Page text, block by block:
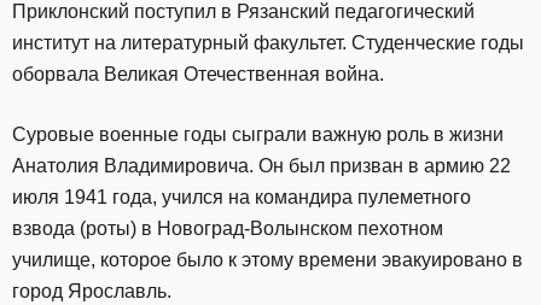
Приклонский поступил в Рязанский педагогический
институт на литературный факультет. Студенческие годы
оборвала Великая Отечественная война.
Суровые военные годы сыграли важную роль в жизни
Анатолия Владимировича. Он был призван в армию 22
июля 1941 года, учился на командира пулеметного
взвода (роты) в Новоград-Волынском пехотном
училище, которое было к этому времени эвакуировано в
город Ярославль.